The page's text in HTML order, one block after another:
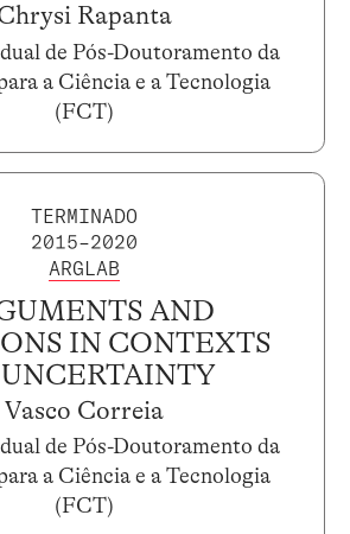
Rapanta
de Pós-Doutoramento da
a Ciência e a Tecnologia
(FCT)
TERMINADO
2015–2020
ARGLAB
AND
IN CONTEXTS
Vasco Correia
de Pós-Doutoramento da
a Ciência e a Tecnologia
(FCT)